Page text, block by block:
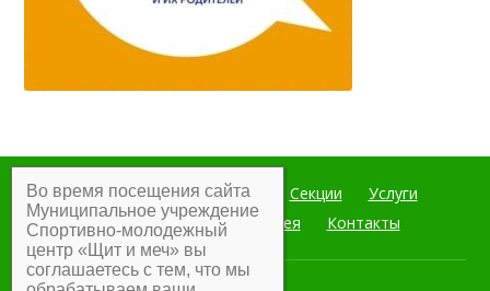
Главная Мероприятия Секции
Услуги
Документы
Фотогалерея Контакты
Во время посещения сайта
Муниципальное учреждение
Спортивно-молодежный
центр «Щит и меч» вы
соглашаетесь с тем, что мы